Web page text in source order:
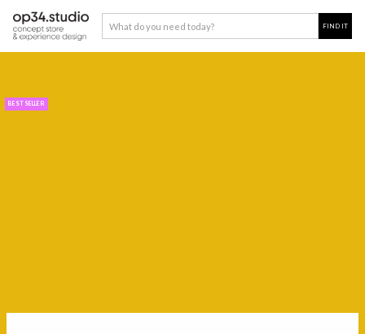
BEST SELLER